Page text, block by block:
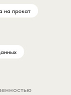
на прокат